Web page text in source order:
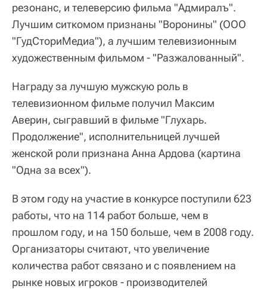
резонанс, и телеверсию фильма "Адмиралъ".
Лучшим ситкомом признаны "Воронины" (ООО
"ГудСториМедиа"), а лучшим телевизионным
художественным фильмом - "Разжалованный".
Награду за лучшую мужскую роль в
телевизионном фильме получил Максим
Аверин, сыгравший в фильме "Глухарь.
Продолжение", исполнительницей лучшей
женской роли признана Анна Ардова (картина
"Одна за всех").
В этом году на участие в конкурсе поступили 623
работы, что на 114 работ больше, чем в
прошлом году, и на 150 больше, чем в 2008 году.
Организаторы считают, что увеличение
количества работ связано и с появлением на
рынке новых игроков - производителей